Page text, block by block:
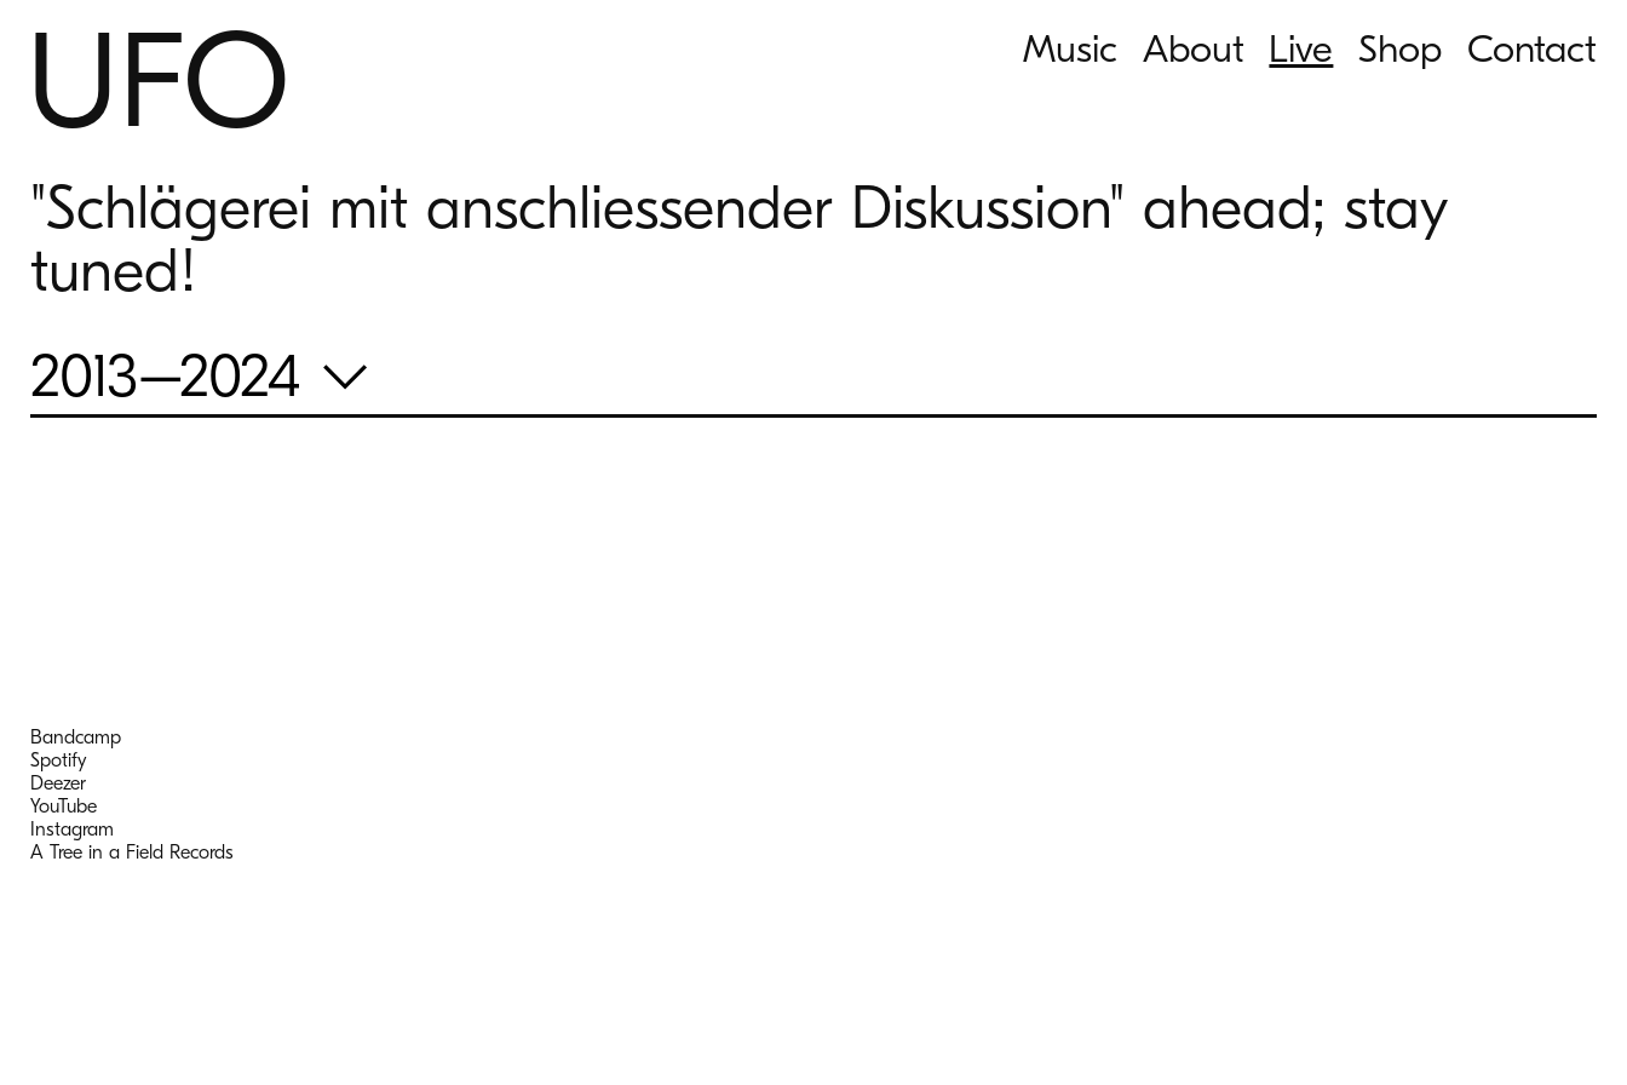
UFO Music About Live Shop Contact
"Schlägerei mit anschliessender Diskussion" ahead; stay
tuned!
2013–2024
Bandcamp
Spotify
Deezer
YouTube
Instagram
A Tree in a Field Records